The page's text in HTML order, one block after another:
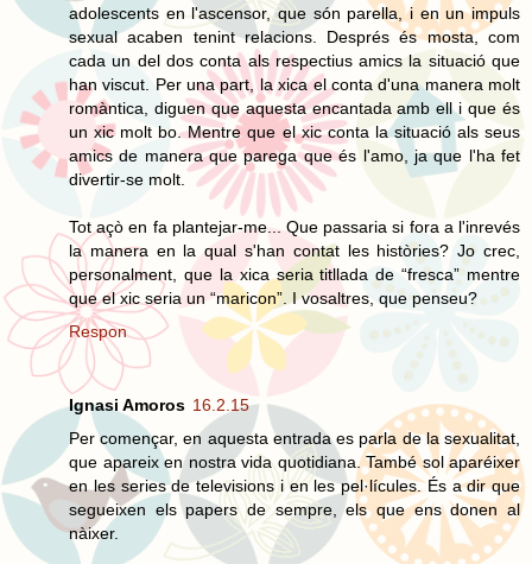
adolescents en l'ascensor, que són parella, i en un impuls
sexual acaben tenint relacions. Després és mosta, com
cada un del dos conta als respectius amics la situació que
han viscut. Per una part, la xica el conta d'una manera molt
romàntica, diguen que aquesta encantada amb ell i que és
un xic molt bo. Mentre que el xic conta la situació als seus
amics de manera que parega que és l'amo, ja que l'ha fet
divertir-se molt.
Tot açò en fa plantejar-me... Que passaria si fora a l'inrevés
la manera en la qual s'han contat les històries? Jo crec,
personalment, que la xica seria titllada de “fresca” mentre
que el xic seria un “maricon”. I vosaltres, que penseu?
Respon
Ignasi Amoros 16.2.15
Per començar, en aquesta entrada es parla de la sexualitat,
que apareix en nostra vida quotidiana. També sol aparéixer
en les series de televisions i en les pel·lícules. És a dir que
segueixen els papers de sempre, els que ens donen al
nàixer.